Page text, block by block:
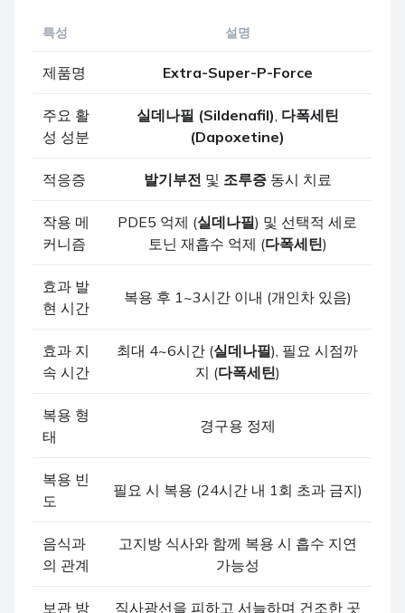
특성 설명
제품명 Extra-Super-P-Force
주요 활
성 성분
실데나필 (Sildenafil), 다폭세틴
(Dapoxetine)
적응증 발기부전 및 조루증동시 치료
작용 메
커니즘
PDE5 억제 (실데나필) 및 선택적 세로
토닌 재흡수 억제 (다폭세틴)
효과 발
현 시간
복용 후 1~3시간 이내 (개인차 있음)
효과 지
속 시간
최대 4~6시간 (실데나필), 필요 시점까
지 (다폭세틴)
복용 형
태
경구용 정제
복용 빈
도
필요 시 복용 (24시간 내 1회 초과 금지)
음식과
의 관계
고지방 식사와 함께 복용 시 흡수 지연
가능성
보관 방 직사광선을 피하고 서늘하며 건조한 곳